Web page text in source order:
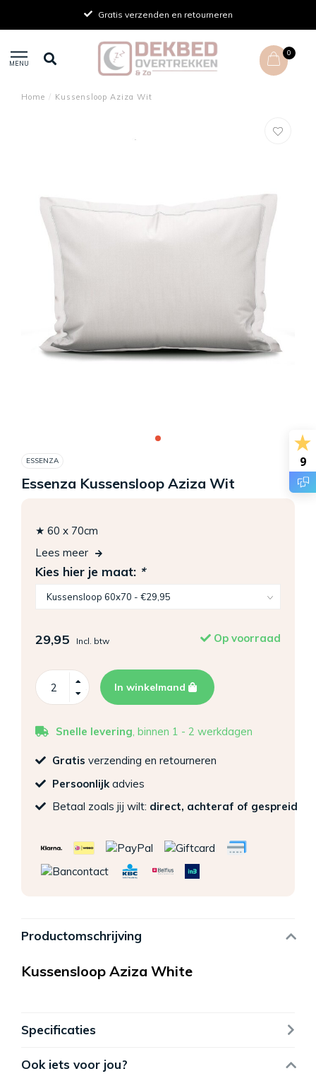
Gratis verzenden en retourneren
MENU
0
Home / Kussensloop Aziza Wit
ESSENZA
Essenza Kussensloop Aziza Wit
★ 60 x 70cm
Lees meer
Kies hier je maat: *
29,95 Incl. btw Op voorraad
In winkelmand
Snelle levering, binnen 1 - 2 werkdagen
Gratis verzending en retourneren
Persoonlijk advies
Betaal zoals jij wilt: direct, achteraf of gespreid
Productomschrijving
Kussensloop Aziza White
Specificaties
Ook iets voor jou?
9